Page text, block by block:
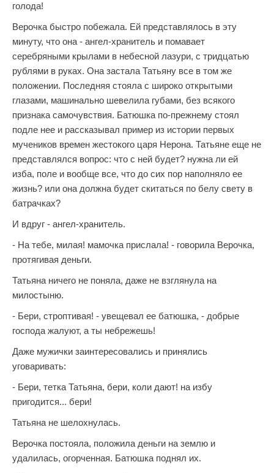
голода!
Верочка быстро побежала. Ей представлялось в эту
минуту, что она - ангел-хранитель и помавает
серебряными крылами в небесной лазури, с тридцатью
рублями в руках. Она застала Татьяну все в том же
положении. Последняя стояла с широко открытыми
глазами, машинально шевелила губами, без всякого
признака самочувствия. Батюшка по-прежнему стоял
подле нее и рассказывал пример из истории первых
мучеников времен жестокого царя Нерона. Татьяне еще не
представлялся вопрос: что с ней будет? нужна ли ей
изба, поле и вообще все, что до сих пор наполняло ее
жизнь? или она должна будет скитаться по белу свету в
батрачках?
И вдруг - ангел-хранитель.
- На тебе, милая! мамочка прислала! - говорила Верочка,
протягивая деньги.
Татьяна ничего не поняла, даже не взглянула на
милостыню.
- Бери, строптивая! - увещевал ее батюшка, - добрые
господа жалуют, а ты небрежешь!
Даже мужички заинтересовались и принялись
уговаривать:
- Бери, тетка Татьяна, бери, коли дают! на избу
пригодится... бери!
Татьяна не шелохнулась.
Верочка постояла, положила деньги на землю и
удалилась, огорченная. Батюшка поднял их.